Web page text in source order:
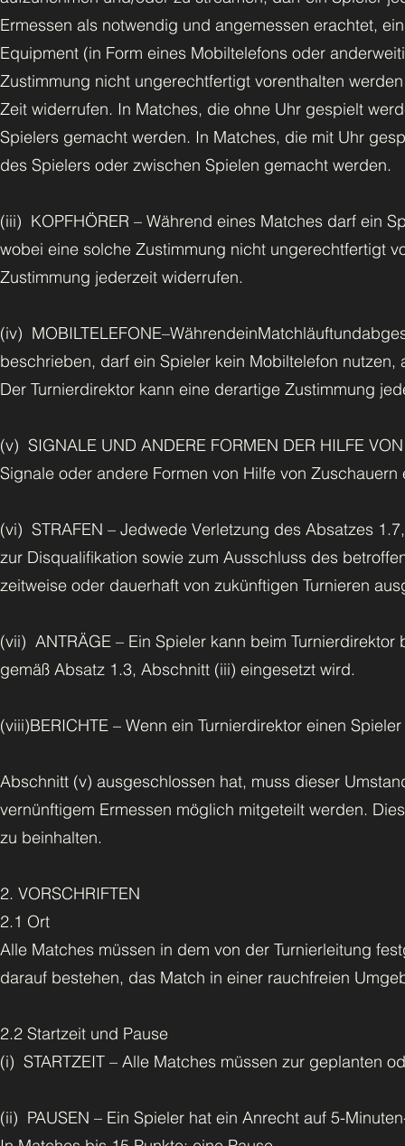
Ermessen als notwendig und angemessen erachtet,
Equipment (in Form eines Mobiltelefons oder
Zustimmung nicht ungerechtfertigt vorenthalten
Zeit widerrufen. In Matches, die ohne Uhr gespielt
Spielers gemacht werden. In Matches, die mit Uhr
des Spielers oder zwischen Spielen gemacht werden.
(iii) KOPFHÖRER – Während eines Matches darf ein
wobei eine solche Zustimmung nicht ungerechtfertigt
Zustimmung jederzeit widerrufen.
(iv)
beschrieben, darf ein Spieler kein Mobiltelefon
Der Turnierdirektor kann eine derartige Zustimmung
(v) SIGNALE UND ANDERE FORMEN DER HILFE
Signale oder andere Formen von Hilfe von Zuschauern
(vi) STRAFEN – Jedwede Verletzung des Absatzes
zur Disqualifikation sowie zum Ausschluss des
zeitweise oder dauerhaft von zukünftigen Turnieren
(vii) ANTRÄGE – Ein Spieler kann beim
gemäß Absatz 1.3, Abschnitt (iii) eingesetzt wird.
(viii)BERICHTE – Wenn ein Turnierdirektor einen
Abschnitt (v) ausgeschlossen hat, muss dieser
vernünftigem Ermessen möglich mitgeteilt werden.
zu beinhalten.
2. VORSCHRIFTEN
2.1 Ort
Alle Matches müssen in dem von der Turnierleitung
darauf bestehen, das Match in einer rauchfreien
2.2 Startzeit und Pause
(i) STARTZEIT – Alle Matches müssen zur geplanten
(ii) PAUSEN – Ein Spieler hat ein Anrecht auf 5-